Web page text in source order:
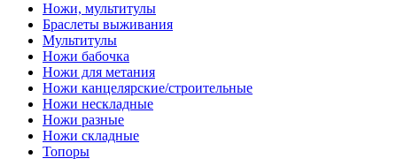
Ножи, мультитулы
Браслеты выживания
Мультитулы
Ножи бабочка
Ножи для метания
Ножи канцелярские/строительные
Ножи нескладные
Ножи разные
Ножи складные
Топоры